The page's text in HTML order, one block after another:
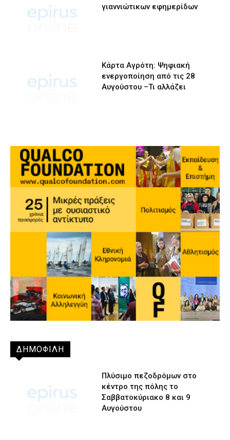
γιαννιώτικων εφημερίδων
Κάρτα Αγρότη: Ψηφιακή
ενεργοποίηση από τις 28
Αυγούστου –Τι αλλάζει
ΔΗΜΟΦΙΛΗ
Πλύσιμο πεζοδρόμων στο
κέντρο της πόλης το
Σαββατοκύριακο 8 και 9
Αυγούστου